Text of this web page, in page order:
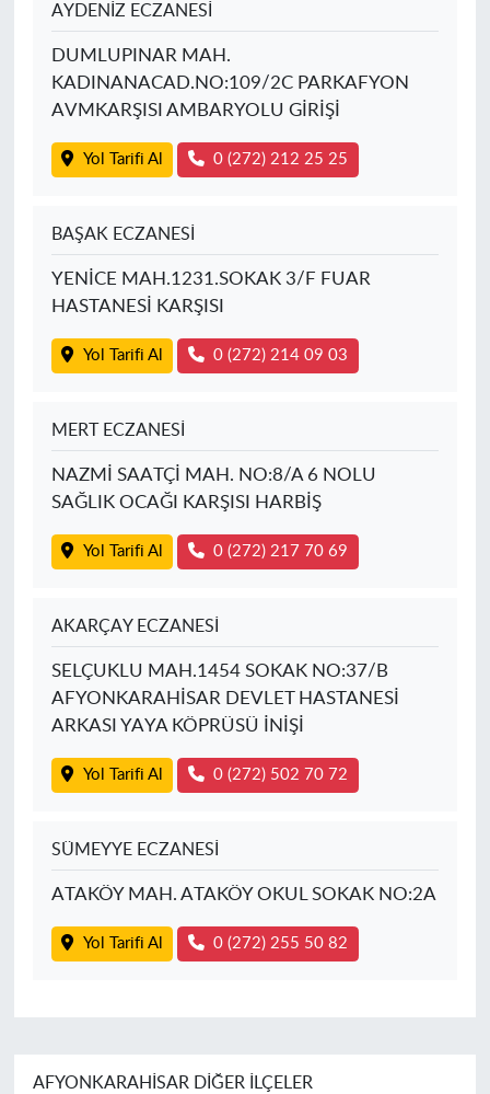
AYDENİZ ECZANESİ
DUMLUPINAR MAH.
KADINANACAD.NO:109/2C PARKAFYON
AVMKARŞISI AMBARYOLU GİRİŞİ
Yol Tarifi Al 0 (272) 212 25 25
BAŞAK ECZANESİ
YENİCE MAH.1231.SOKAK 3/F FUAR
HASTANESİ KARŞISI
Yol Tarifi Al 0 (272) 214 09 03
MERT ECZANESİ
NAZMİ SAATÇİ MAH. NO:8/A 6 NOLU
SAĞLIK OCAĞI KARŞISI HARBİŞ
Yol Tarifi Al 0 (272) 217 70 69
AKARÇAY ECZANESİ
SELÇUKLU MAH.1454 SOKAK NO:37/B
AFYONKARAHİSAR DEVLET HASTANESİ
ARKASI YAYA KÖPRÜSÜ İNİŞİ
Yol Tarifi Al 0 (272) 502 70 72
SÜMEYYE ECZANESİ
ATAKÖY MAH. ATAKÖY OKUL SOKAK NO:2A
Yol Tarifi Al 0 (272) 255 50 82
AFYONKARAHISAR DIĞER İLÇELER